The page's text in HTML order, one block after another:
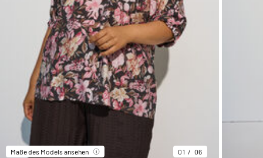
Maße des Models ansehen 01 06